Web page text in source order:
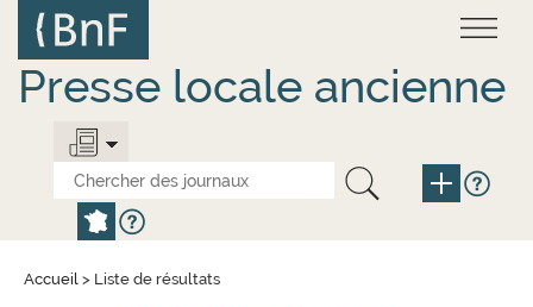
contenu
principal
Presse locale ancienne
Accueil > Liste de résultats
Panneau de gestion des cookies